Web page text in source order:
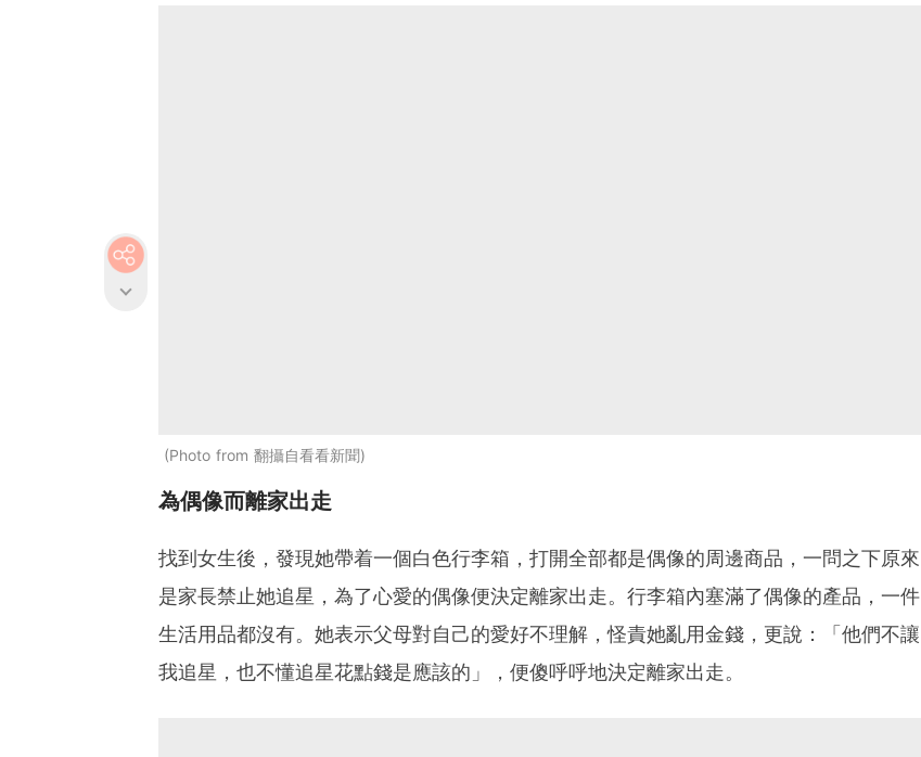
Photo from 翻攝自看看新聞
為偶像而離家出走
找到女生後，發現她帶着一個白色行李箱，打開全部都是偶像的周邊商品，一問之下原來
是家長禁止她追星，為了心愛的偶像便決定離家出走。行李箱內塞滿了偶像的產品，一件
生活用品都沒有。她表示父母對自己的愛好不理解，怪責她亂用金錢，更說：「他們不讓
我追星，也不懂追星花點錢是應該的」，便傻呼呼地決定離家出走。